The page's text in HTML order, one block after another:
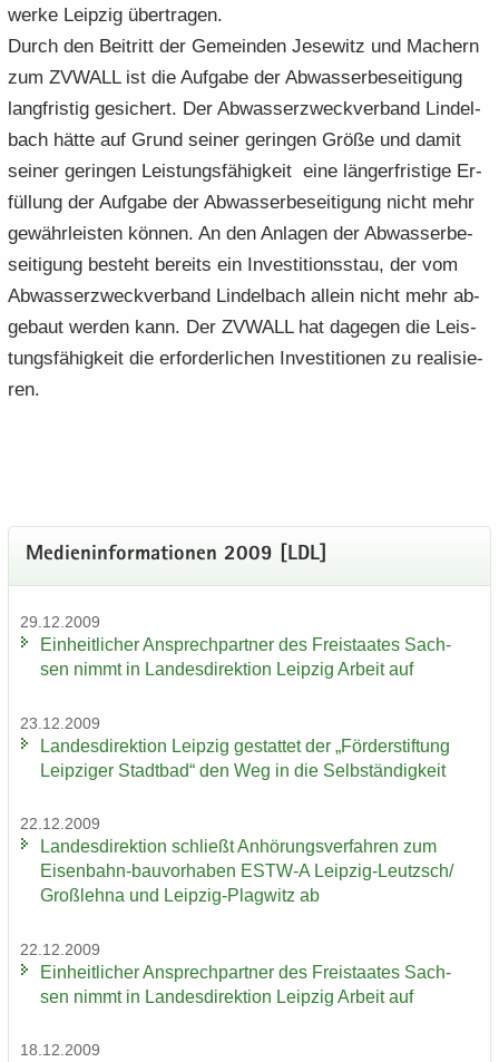
wer­ke Leip­zig über­tra­gen.
Durch den Bei­tritt der Ge­mein­den Je­se­witz und Ma­chern
zum ZV­WALL ist die Auf­ga­be der Ab­was­ser­be­sei­ti­gung
lang­fris­tig ge­si­chert. Der Ab­was­ser­zweck­ver­band Lindel­
bach hätte auf Grund sei­ner ge­rin­gen Größe und damit
sei­ner ge­rin­gen Leis­tungs­fä­hig­keit eine län­ger­fris­ti­ge Er­
fül­lung der Auf­ga­be der Ab­was­ser­be­sei­ti­gung nicht mehr
ge­währ­leis­ten kön­nen. An den An­la­gen der Ab­was­ser­be­
sei­ti­gung be­steht be­reits ein In­ves­ti­ti­ons­stau, der vom
Ab­was­ser­zweck­ver­band Lindel­bach al­lein nicht mehr ab­
ge­baut wer­den kann. Der ZV­WALL hat da­ge­gen die Leis­
tungs­fä­hig­keit die er­for­der­li­chen In­ves­ti­tio­nen zu rea­li­sie­
ren.
Me­di­en­in­for­ma­tio­nen 2009 [LDL]
29.12.2009
Ein­heit­li­cher An­sprech­part­ner des Frei­staa­tes Sach­
sen nimmt in Lan­des­di­rek­ti­on Leip­zig Ar­beit auf
23.12.2009
Lan­des­di­rek­ti­on Leip­zig ge­stat­tet der „För­der­stif­tung
Leip­zi­ger Stadt­bad“ den Weg in die Selb­stän­dig­keit
22.12.2009
Lan­des­di­rek­ti­on schließt An­hö­rungs­ver­fah­ren zum
Eisenbahn-​bauvorhaben ESTW-​A Leipzig-​Leutzsch/
Groß­leh­na und Leipzig-​Plagwitz ab
22.12.2009
Ein­heit­li­cher An­sprech­part­ner des Frei­staa­tes Sach­
sen nimmt in Lan­des­di­rek­ti­on Leip­zig Ar­beit auf
18.12.2009